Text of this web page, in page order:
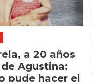
a 20 años
Agustina:
pude hacer el